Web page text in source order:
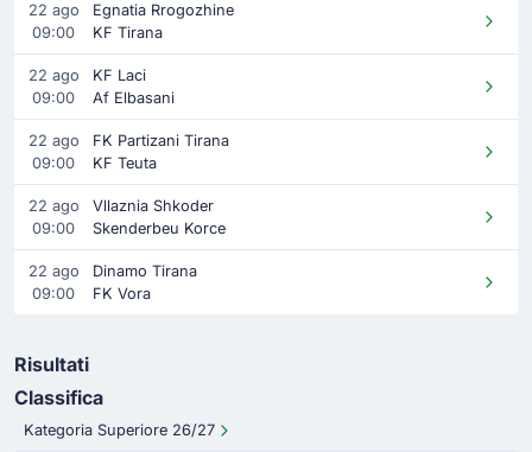
22 ago
09:00
Egnatia Rrogozhine
KF Tirana
22 ago
09:00
KF Laci
Af Elbasani
22 ago
09:00
FK Partizani Tirana
KF Teuta
22 ago
09:00
Vllaznia Shkoder
Skenderbeu Korce
22 ago
09:00
Dinamo Tirana
FK Vora
Risultati
Classifica
Kategoria Superiore 26/27